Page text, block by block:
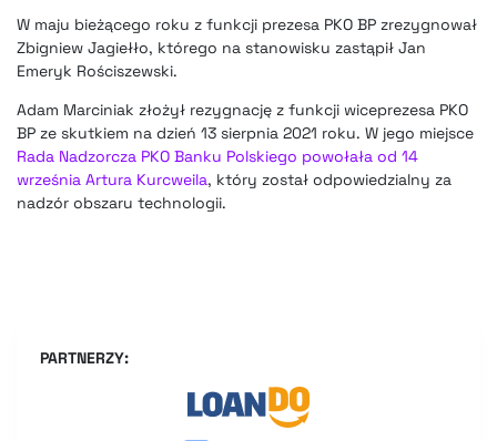
W maju bieżącego roku z funkcji prezesa PKO BP zrezygnował
Zbigniew Jagiełło, którego na stanowisku zastąpił Jan
Emeryk Rościszewski.
Adam Marciniak złożył rezygnację z funkcji wiceprezesa PKO
BP ze skutkiem na dzień 13 sierpnia 2021 roku. W jego miejsce
Rada Nadzorcza PKO Banku Polskiego powołała od 14
września Artura Kurcweila, który został odpowiedzialny za
nadzór obszaru technologii.
PARTNERZY: